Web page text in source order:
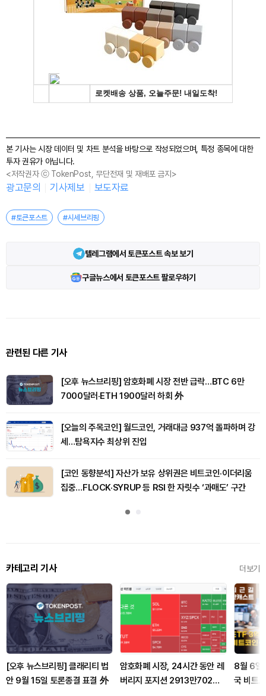
본 기사는 시장 데이터 및 차트 분석을 바탕으로 작성되었으며, 특정 종목에 대한
투자 권유가 아닙니다.
<저작권자 ⓒ TokenPost, 무단전재 및 재배포 금지>
광고문의 기사제보 보도자료
#토큰포스트 #시세브리핑
텔레그램에서 토큰포스트 속보 보기
구글뉴스에서 토큰포스트 팔로우하기
관련된 다른 기사
[오후 뉴스브리핑] 암호화폐 시장 전반 급락…BTC 6만
7000달러·ETH 1900달러 하회 外
[오늘의 주목코인] 월드코인, 거래대금 937억 돌파하며 강
세…탐욕지수 최상위 진입
[코인 동향분석] 자산가 보유 상위권은 비트코인·이더리움
집중…FLOCK·SYRUP 등 RSI 한 자릿수 ‘과매도’ 구간
카테고리 기사 더보기
[오후 뉴스브리핑] 클래리티 법
안 9월 15일 토론종결 표결 外
암호화폐 시장, 24시간 동안 레
버리지 포지션 2913만702달
8월 6일
국 비트